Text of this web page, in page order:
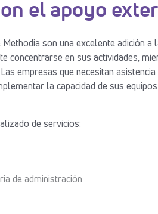
el apoyo
son una excelente adición a
concentrarse en sus actividades,
empresas que necesitan
la capacidad de sus
de servicios:
de administración